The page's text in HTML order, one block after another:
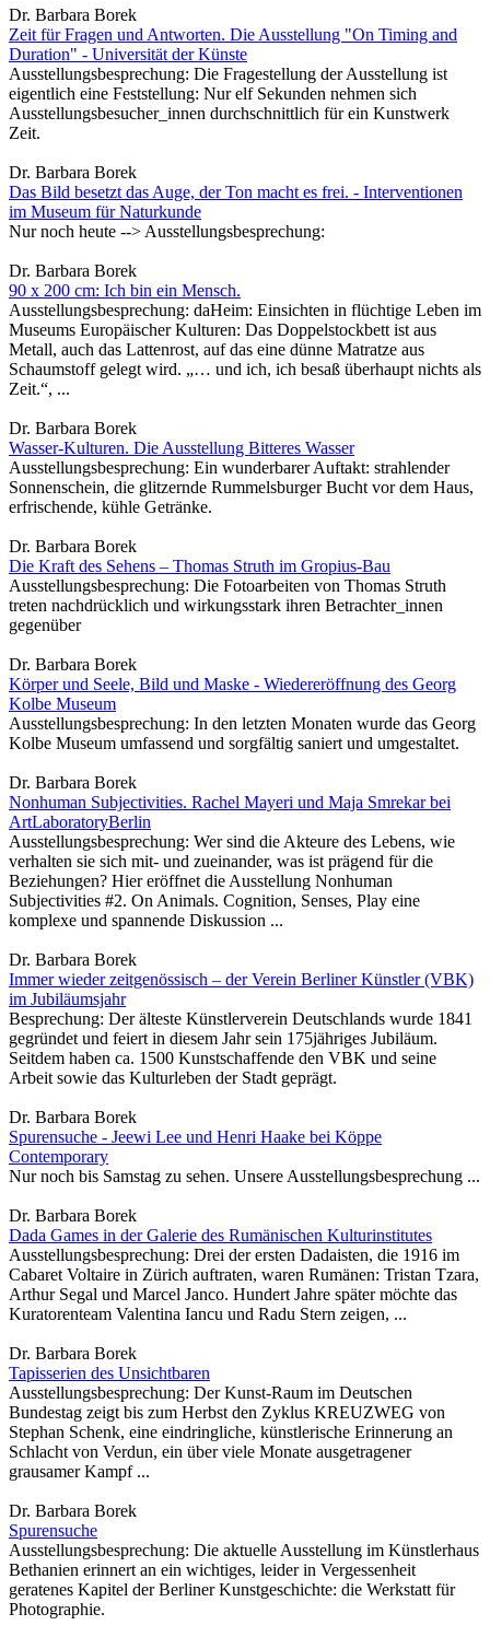
Dr. Barbara Borek
Zeit für Fragen und Antworten. Die Ausstellung "On Timing and
Duration" - Universität der Künste
Ausstellungsbesprechung: Die Fragestellung der Ausstellung ist
eigentlich eine Feststellung: Nur elf Sekunden nehmen sich
Ausstellungsbesucher_innen durchschnittlich für ein Kunstwerk
Zeit.
Dr. Barbara Borek
Das Bild besetzt das Auge, der Ton macht es frei. - Interventionen
im Museum für Naturkunde
Nur noch heute --> Ausstellungsbesprechung:
Dr. Barbara Borek
90 x 200 cm: Ich bin ein Mensch.
Ausstellungsbesprechung: daHeim: Einsichten in flüchtige Leben im
Museums Europäischer Kulturen: Das Doppelstockbett ist aus
Metall, auch das Lattenrost, auf das eine dünne Matratze aus
Schaumstoff gelegt wird. „… und ich, ich besaß überhaupt nichts als
Zeit.“, ...
Dr. Barbara Borek
Wasser-Kulturen. Die Ausstellung Bitteres Wasser
Ausstellungsbesprechung: Ein wunderbarer Auftakt: strahlender
Sonnenschein, die glitzernde Rummelsburger Bucht vor dem Haus,
erfrischende, kühle Getränke.
Dr. Barbara Borek
Die Kraft des Sehens – Thomas Struth im Gropius-Bau
Ausstellungsbesprechung: Die Fotoarbeiten von Thomas Struth
treten nachdrücklich und wirkungsstark ihren Betrachter_innen
gegenüber
Dr. Barbara Borek
Körper und Seele, Bild und Maske - Wiedereröffnung des Georg
Kolbe Museum
Ausstellungsbesprechung: In den letzten Monaten wurde das Georg
Kolbe Museum umfassend und sorgfältig saniert und umgestaltet.
Dr. Barbara Borek
Nonhuman Subjectivities. Rachel Mayeri und Maja Smrekar bei
ArtLaboratoryBerlin
Ausstellungsbesprechung: Wer sind die Akteure des Lebens, wie
verhalten sie sich mit- und zueinander, was ist prägend für die
Beziehungen? Hier eröffnet die Ausstellung Nonhuman
Subjectivities #2. On Animals. Cognition, Senses, Play eine
komplexe und spannende Diskussion ...
Dr. Barbara Borek
Immer wieder zeitgenössisch – der Verein Berliner Künstler (VBK)
im Jubiläumsjahr
Besprechung: Der älteste Künstlerverein Deutschlands wurde 1841
gegründet und feiert in diesem Jahr sein 175jähriges Jubiläum.
Seitdem haben ca. 1500 Kunstschaffende den VBK und seine
Arbeit sowie das Kulturleben der Stadt geprägt.
Dr. Barbara Borek
Spurensuche - Jeewi Lee und Henri Haake bei Köppe
Contemporary
Nur noch bis Samstag zu sehen. Unsere Ausstellungsbesprechung ...
Dr. Barbara Borek
Dada Games in der Galerie des Rumänischen Kulturinstitutes
Ausstellungsbesprechung: Drei der ersten Dadaisten, die 1916 im
Cabaret Voltaire in Zürich auftraten, waren Rumänen: Tristan Tzara,
Arthur Segal und Marcel Janco. Hundert Jahre später möchte das
Kuratorenteam Valentina Iancu und Radu Stern zeigen, ...
Dr. Barbara Borek
Tapisserien des Unsichtbaren
Ausstellungsbesprechung: Der Kunst-Raum im Deutschen
Bundestag zeigt bis zum Herbst den Zyklus KREUZWEG von
Stephan Schenk, eine eindringliche, künstlerische Erinnerung an
Schlacht von Verdun, ein über viele Monate ausgetragener
grausamer Kampf ...
Dr. Barbara Borek
Spurensuche
Ausstellungsbesprechung: Die aktuelle Ausstellung im Künstlerhaus
Bethanien erinnert an ein wichtiges, leider in Vergessenheit
geratenes Kapitel der Berliner Kunstgeschichte: die Werkstatt für
Photographie.